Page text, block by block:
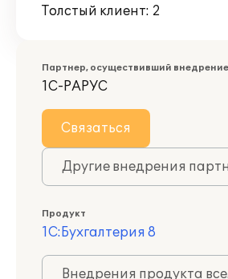
Толстый клиент: 2
Партнер, осуществивший
1С-РАРУС
Связаться
Другие внедрения
Продукт
1С:Бухгалтерия 8
Внедрения продукта